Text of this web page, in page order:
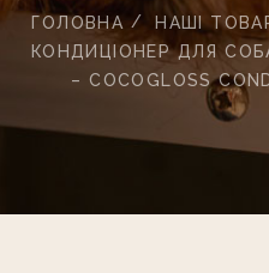
ГОЛОВНА НАШІ
КОНДИЦІОНЕР ДЛЯ
– СОСОGLOSS